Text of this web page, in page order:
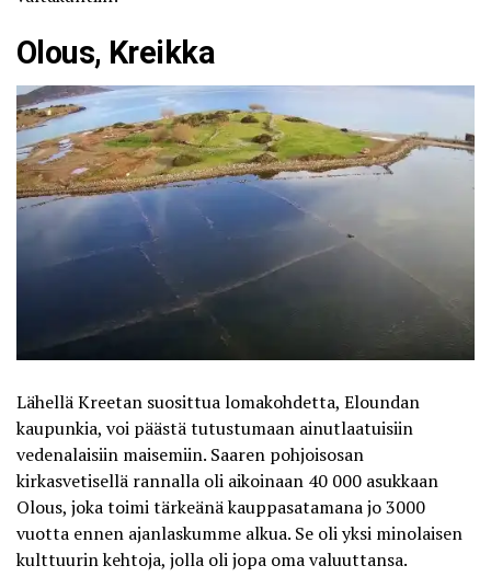
Olous, Kreikka
Lähellä Kreetan suosittua lomakohdetta, Eloundan
kaupunkia, voi päästä tutustumaan ainutlaatuisiin
vedenalaisiin maisemiin. Saaren pohjoisosan
kirkasvetisellä rannalla oli aikoinaan 40 000 asukkaan
Olous, joka toimi tärkeänä kauppasatamana jo 3000
vuotta ennen ajanlaskumme alkua. Se oli yksi minolaisen
kulttuurin kehtoja, jolla oli jopa oma valuuttansa.